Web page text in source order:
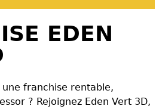
EDEN
une franchise rentable,
? Rejoignez Eden Vert 3D,